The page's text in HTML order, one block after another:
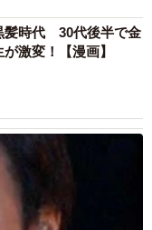
髪時代 30代後半で金
激変！【漫画】